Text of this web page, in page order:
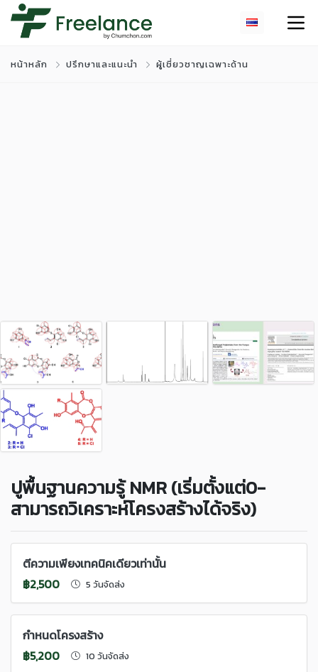
หน้าหลัก ปรึกษาและแนะนำ ผู้เชี่ยวชาญเฉพาะด้าน
ปูพื้นฐานความรู้ NMR (เริ่มตั้งแต่0-
สามารถวิเคราะห์โครงสร้างได้จริง)
ตีความเพียงเทคนิคเดียวเท่านั้น
฿2,500
5 วันจัดส่ง
กำหนดโครงสร้าง
฿5,200
10 วันจัดส่ง